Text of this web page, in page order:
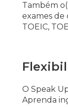
Também
exames de
TOEIC,
O Speak
Aprenda